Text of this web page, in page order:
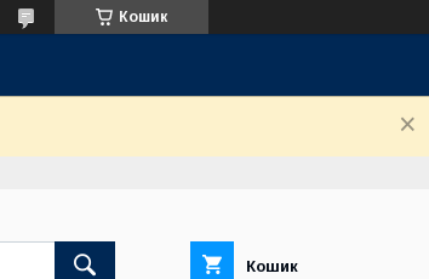
Кошик
Кошик